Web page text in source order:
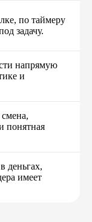
по таймеру
задачу.
напрямую
и
понятная
деньгах,
имеет